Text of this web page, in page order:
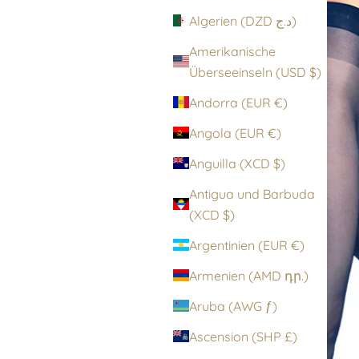
Algerien (DZD د.ج)
Amerikanische
Überseeinseln (USD $)
Andorra (EUR €)
Angola (EUR €)
Anguilla (XCD $)
Antigua und Barbuda
(XCD $)
Argentinien (EUR €)
Armenien (AMD դր.)
Aruba (AWG ƒ)
Ascension (SHP £)